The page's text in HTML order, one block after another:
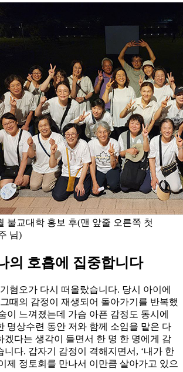
불교대학 홍보 후(맨 앞줄 오른쪽 첫
님)
의 호흡에 집중합니다
혐오가 다시 떠올랐습니다. 당시 아이에
때의 감정이 재생되어 돌아가기를 반복했
이 느껴졌는데 가슴 아픈 감정도 동시에
명상수련 동안 저와 함께 소임을 맡은 다
겠다는 생각이 들면서 한 명 한 명에게 감
니다. 갑자기 감정이 격해지면서, ‘내가 한
제 정토회를 만나서 이만큼 살아가고 있으